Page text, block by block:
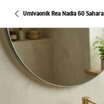
Umivaonik Rea Nadia 60 Sahara